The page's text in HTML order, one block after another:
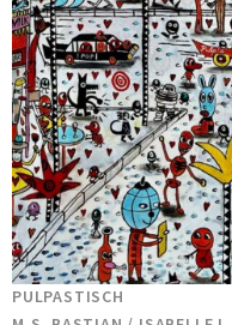
PULPASTISCH